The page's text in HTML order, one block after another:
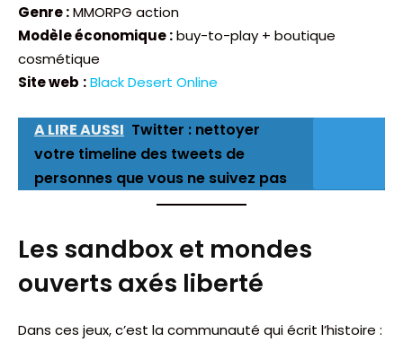
Genre :MMORPG action
Modèle économique :buy-to-play + boutique
cosmétique
Site web :Black Desert Online
A LIRE AUSSI Twitter : nettoyer
votre timeline des tweets de
personnes que vous ne suivez pas
Les sandbox et mondes
ouverts axés liberté
Dans ces jeux, c’est la communauté qui écrit l’histoire :